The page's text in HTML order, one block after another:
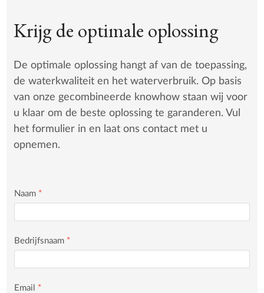
Krijg de optimale oplossing
De optimale oplossing hangt af van de toepassing,
de waterkwaliteit en het waterverbruik. Op basis
van onze gecombineerde knowhow staan wij voor
u klaar om de beste oplossing te garanderen. Vul
het formulier in en laat ons contact met u
opnemen.
Naam *
Bedrijfsnaam *
Email *